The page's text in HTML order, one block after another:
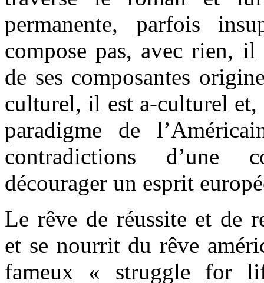
permanente, parfois
compose pas, avec rien,
de ses composantes
culturel, il est a-culturel et,
paradigme de
contradictions d’une
décourager un esprit
Le rêve de réussite et de
et se nourrit du rêve
fameux « struggle for